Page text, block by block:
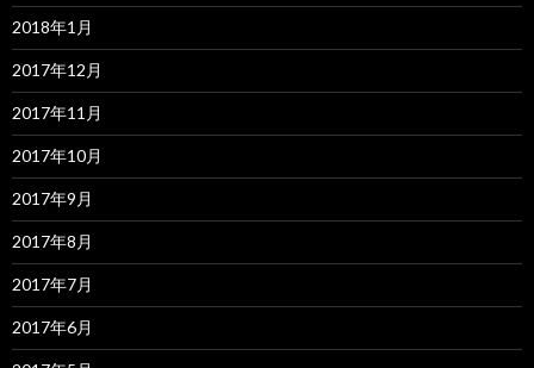
2018年1月
2017年12月
2017年11月
2017年10月
2017年9月
2017年8月
2017年7月
2017年6月